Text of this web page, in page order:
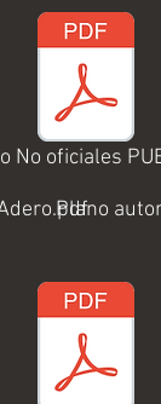
No oficiales
Plano